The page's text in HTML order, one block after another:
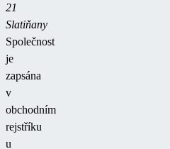
21
Slatiňany
Společnost
je
zapsána
v
obchodním
rejstříku
u